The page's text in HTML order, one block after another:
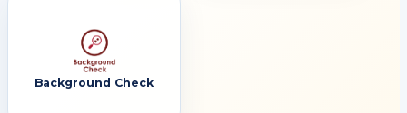
Background Check